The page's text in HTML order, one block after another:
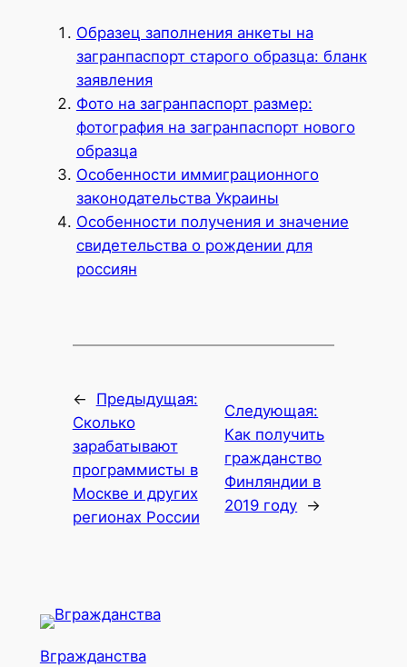
Образец заполнения анкеты на
загранпаспорт старого образца: бланк
заявления
Фото на загранпаспорт размер:
фотография на загранпаспорт нового
образца
Особенности иммиграционного
законодательства Украины
Особенности получения и значение
свидетельства о рождении для
россиян
←
Предыдущая:
Сколько
зарабатывают
программисты в
Москве и других
регионах России
Следующая:
Как получить
гражданство
Финляндии в
2019 году →
Вгражданства